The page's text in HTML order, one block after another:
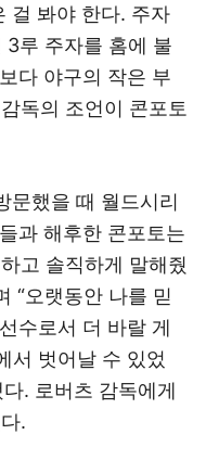
걸 봐야 한다. 주자
3루 주자를 홈에 불
다 야구의 작은 부
독의 조언이 콘포토
문했을 때 월드시리
과 해후한 콘포토는
고 솔직하게 말해줬
“오랫동안 나를 믿
수로서 더 바랄 게
서 벗어날 수 있었
. 로버츠 감독에게
.